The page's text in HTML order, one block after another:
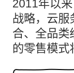
2011年以
战略，云服
合、全品类
的零售模式